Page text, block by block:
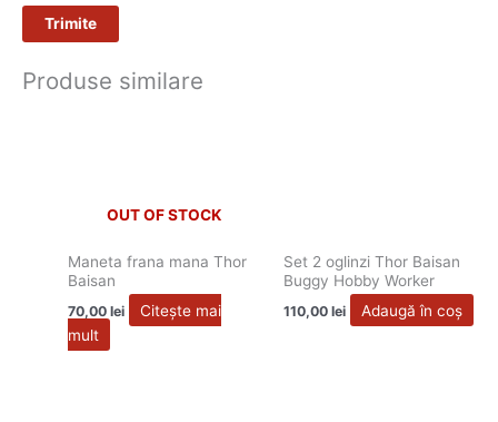
Produse similare
OUT OF STOCK
Maneta frana mana Thor
Baisan
70,00lei
Citește mai
mult
Set 2 oglinzi Thor Baisan
Buggy Hobby Worker
110,00 lei Adaugă în coș